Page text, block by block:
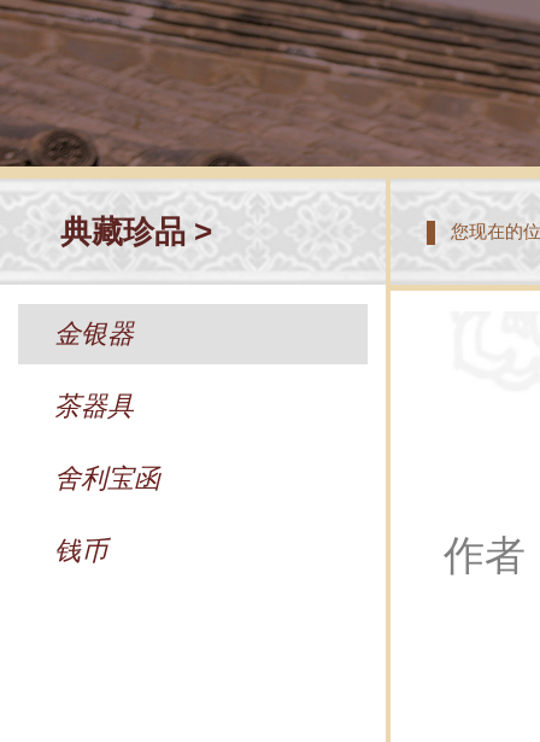
典藏珍品 >
金银器
茶器具
舍利宝函
钱币
您现在的
作者